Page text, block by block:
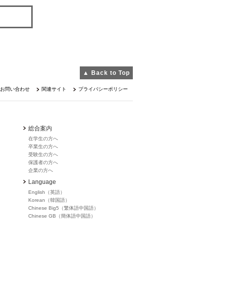
▲ Back to Top
お問い合わせ 関連サイト プライバシーポリシー
総合案内
在学生の方へ
卒業生の方へ
受験生の方へ
保護者の方へ
企業の方へ
Language
English（英語）
Korean（韓国語）
Chinese Big5（繁体語中国語）
Chinese GB（簡体語中国語）